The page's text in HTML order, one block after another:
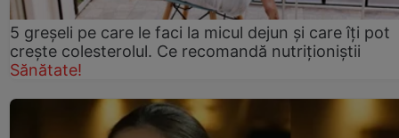
5 greșeli pe care le faci la micul dejun și care îți pot
crește colesterolul. Ce recomandă nutriționiștii
Sănătate!